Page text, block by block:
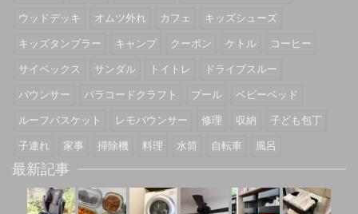
ウッドデッキ
オムツ外れ カフェ
キッズシューズ
キッズタンブラー
キャンプ クーポン ケトル
コーヒー
サイベックス
サンダル トイトレ
ドライブスルー
バウンサー
パラコードクラフト プール
ベビーベッド
ルーフバスケット
レモバウンサー 修理 収納
子ども包丁
子連れ
家事 掃除機 料理 水筒 自転車 風呂
最新記事